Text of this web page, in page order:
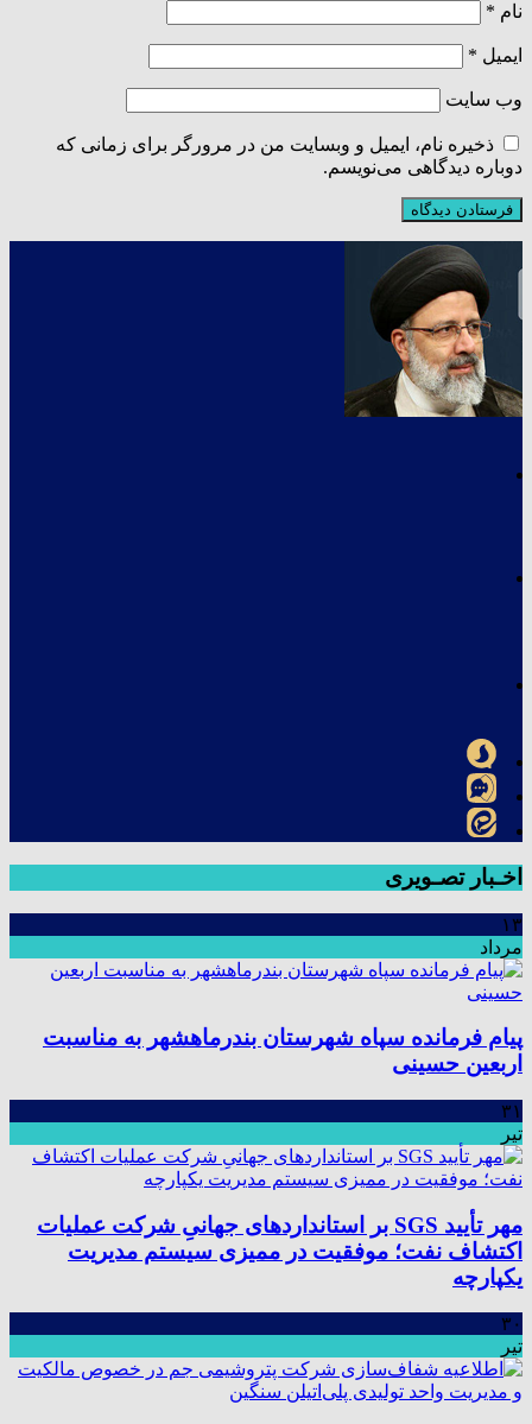
نام *
ایمیل *
وب‌ سایت
ذخیره نام، ایمیل و وبسایت من در مرورگر برای زمانی که
دوباره دیدگاهی می‌نویسم.
اخـبار تصـویری
۱۳
مرداد
پیام فرمانده سپاه شهرستان بندرماهشهر به مناسبت
اربعین حسینی
۳۱
تیر
مهر تأیید SGS بر استانداردهای جهانیِ شرکت عملیات
اکتشاف نفت؛ موفقیت در ممیزی سیستم مدیریت
یکپارچه
۳۰
تیر